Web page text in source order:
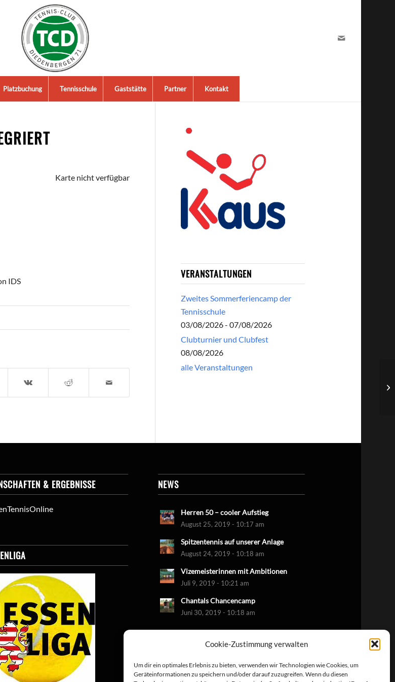
Cookie-Zustimmung verwalten
Um dir ein optimales Erlebnis zu bieten, verwenden wir Technologien wie Cookies, um
Geräteinformationen zu speichern und/oder darauf zuzugreifen. Wenn du diesen
Platzbuchung Tennisschule Gaststätte Partner Kontakt
Karte nicht verfügbar
IDS
VERANSTALTUNGEN
Zweites Sommerferiencamp der
Tennisschule
03/08/2026 - 07/08/2026
Clubturnier und Clubfest
08/08/2026
alle Veranstaltungen
& ERGEBNISSE NEWS
Herren 50 – cooler Aufstieg
August 25, 2019 - 10:17 am
Spitzentennis auf unserer Anlage
August 24, 2019 - 10:18 am
Vizemeisterinnen mit Ambitionen
Juli 9, 2019 - 10:21 am
Chantals Chancencamp
Juni 30, 2019 - 10:18 am